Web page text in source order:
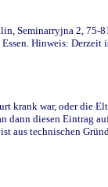
Seminarryjna 2, 75-
Hinweis: Derzeit
krank war, oder die
dann diesen Eintrag
aus technischen